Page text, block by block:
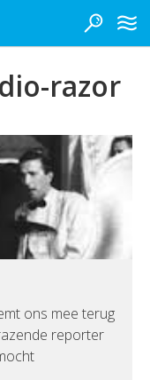
razor
ons mee terug
reporter